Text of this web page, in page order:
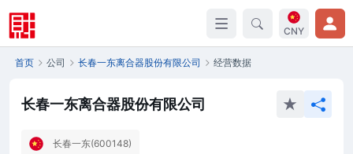
CNY
首页 公司 长春一东离合器股份有限公司 经营数据
长春一东离合器股份有限公司
长春一东(600148)